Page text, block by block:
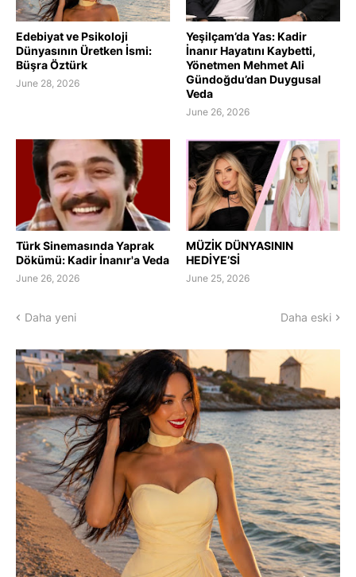
Edebiyat ve Psikoloji
Dünyasının Üretken İsmi:
Büşra Öztürk
June 28, 2026
Yeşilçam’da Yas: Kadir
İnanır Hayatını Kaybetti,
Yönetmen Mehmet Ali
Gündoğdu’dan Duygusal
Veda
June 26, 2026
Türk Sinemasında Yaprak
Dökümü: Kadir İnanır'a Veda
June 26, 2026
MÜZİK DÜNYASININ
HEDİYE’Sİ
June 25, 2026
Daha yeni Daha eski